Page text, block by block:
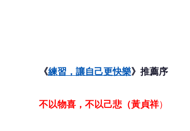
《練習，讓自己更快樂》推薦序
不以物喜，不以己悲（黃貞祥）